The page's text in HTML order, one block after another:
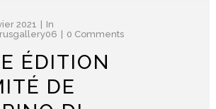
2021
In
0 Comments
ÉDITION
DE